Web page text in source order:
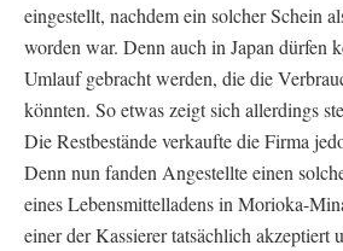
eingestellt, nachdem ein solcher Schein
worden war. Denn auch in Japan dürfen
Umlauf gebracht werden, die die
könnten. So etwas zeigt sich allerdings
Die Restbestände verkaufte die Firma
Denn nun fanden Angestellte einen
eines Lebensmittelladens in Morioka-
einer der Kassierer tatsächlich akzeptiert